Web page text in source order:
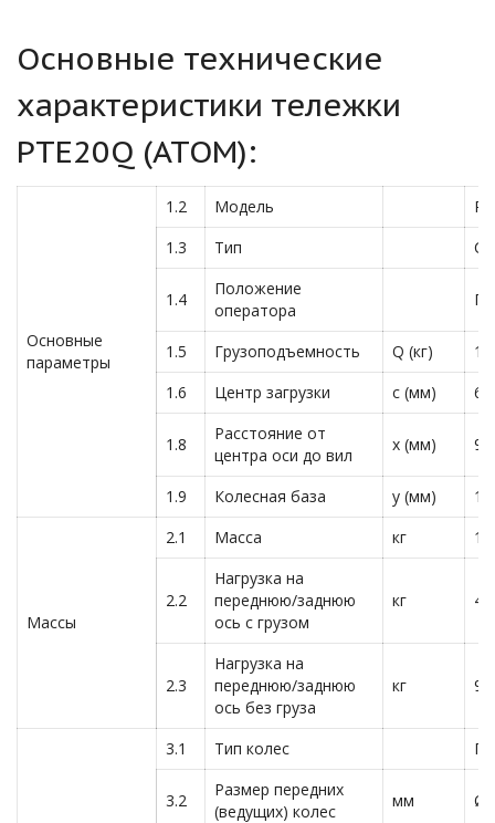
Основные технические
характеристики тележки
PTE20Q (ATOM):
Основные
параметры
1.2 Модель
1.3
Тип
1.4
Положение
оператора
1.5 Грузоподъемность Q (кг)
1.6
Центр загрузки c (мм)
1.8
Расстояние от
центра оси до вил
x (мм)
1.9 Колесная база y (мм)
Массы
2.1 Масса кг
2.2
Нагрузка на
переднюю/заднюю
ось с грузом
кг
2.3
Нагрузка на
переднюю/заднюю
ось без груза
кг
3.1 Тип колес
3.2
Размер передних
(ведущих) колес
мм